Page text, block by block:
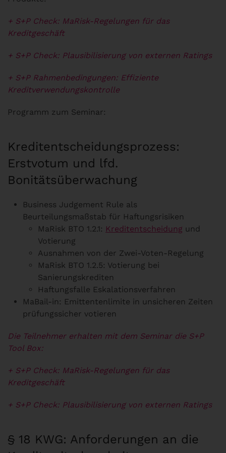
+ S+P Check: MaRisk-Regelungen für das
Kreditgeschäft
+ S+P Check: Plausibilisierung von externen Ratings
+ S+P Rahmenbedingungen: Effiziente
Kreditverwendungskontrolle
Programm zum Seminar:
Kreditentscheidungsprozess:
Erstvotum und lfd.
Bonitätsüberwachung
Business Judgement Rule als
Beurteilungsmaßstab für Haftungsrisiken
MaRisk BTO 1.2.1: Kreditentscheidung und
Votierung
Ausnahmen von der Zwei-Voten-Regelung
MaRisk BTO 1.2.5: Votierung bei
Sanierungskrediten
Haftungsfalle Eskalationsverfahren
MaBail-in: Emittentenlimite in unsicheren Zeiten
prüfungssicher votieren
Die Teilnehmer erhalten mit dem Seminar die S+P
Tool Box:
+ S+P Check: MaRisk-Regelungen für das
Kreditgeschäft
+ S+P Check: Plausibilisierung von externen Ratings
§ 18 KWG: Anforderungen an die